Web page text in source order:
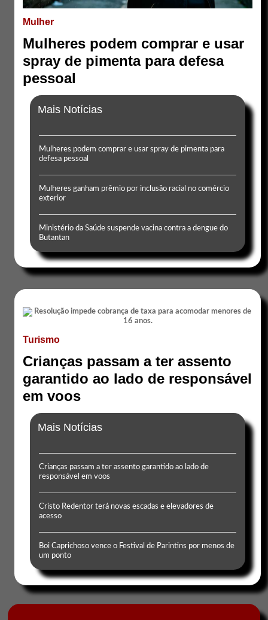
Mulher
Mulheres podem comprar e usar
spray de pimenta para defesa
pessoal
Mais Notícias
Mulheres podem comprar e usar spray de pimenta para
defesa pessoal
Mulheres ganham prêmio por inclusão racial no comércio
exterior
Ministério da Saúde suspende vacina contra a dengue do
Butantan
Turismo
Crianças passam a ter assento
garantido ao lado de responsável
em voos
Mais Notícias
Crianças passam a ter assento garantido ao lado de
responsável em voos
Cristo Redentor terá novas escadas e elevadores de
acesso
Boi Caprichoso vence o Festival de Parintins por menos de
um ponto